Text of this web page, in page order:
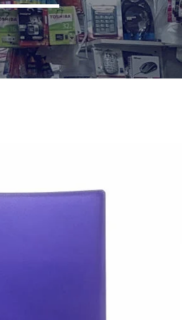
¡Imprimir!